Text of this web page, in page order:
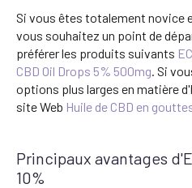
Si vous êtes totalement novice
vous souhaitez un point de
préférer les produits suivants
CBD Oil Drops 5% 500mg. Si
options plus larges en matière
site Web Huile de CBD en
Principaux avantages
10%